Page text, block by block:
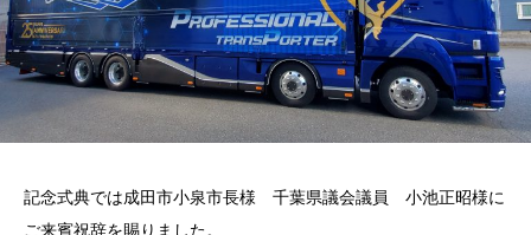
記念式典では成田市小泉市長様 千葉県議会議員 小池正昭様に
ご来賓祝辞を賜りました。